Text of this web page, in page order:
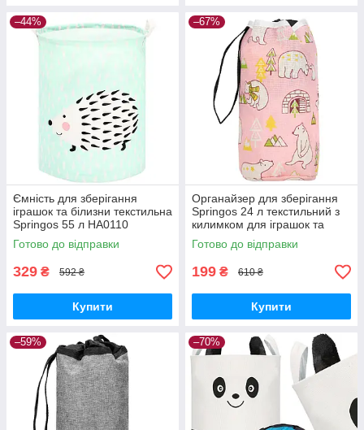
–44%
Ємність для зберігання
іграшок та білизни текстильна
Springos 55 л HA0110
GoodPlace -worry-free-
shopping-
Готово до відправки
329 ₴ 592 ₴
Купити
–67%
Органайзер для зберігання
Springos 24 л текстильний з
килимком для іграшок та
аксесуарів HA0131
GoodPlace -worry-free-
Готово до відправки
199 ₴ 610 ₴
Купити
–59% –70%